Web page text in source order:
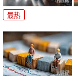
最热